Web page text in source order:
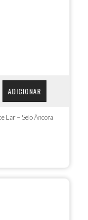
ADICIONAR
Lar – Selo Âncora